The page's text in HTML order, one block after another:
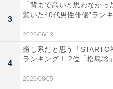
聖な雰囲気を楽しめるから
「パワースポットとよく聞
着きそうなので」（50代女
りました。
3
「背まで高いと思わなかっ
驚いた40代男性俳優”ラン
2026/06/13
4
癒し系だと思う「STARTO
ランキング！ 2位「松島聡
2026/08/05